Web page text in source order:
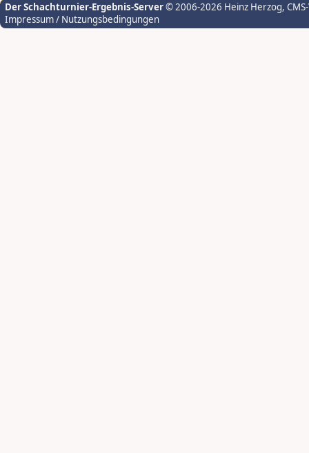
Der Schachturnier-Ergebnis-Server© 2006-2026 Heinz Herzog,
Impressum / Nutzungsbedingungen